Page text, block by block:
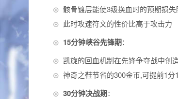
骸骨镀层能使3级换血时的预期损
此时攻速符文的性价比高于攻击力
15分钟峡谷先锋期：
凯旋的回血机制在先锋争夺战中创
神奇之鞋节省的300金币,可提前1分
30分钟决战期：